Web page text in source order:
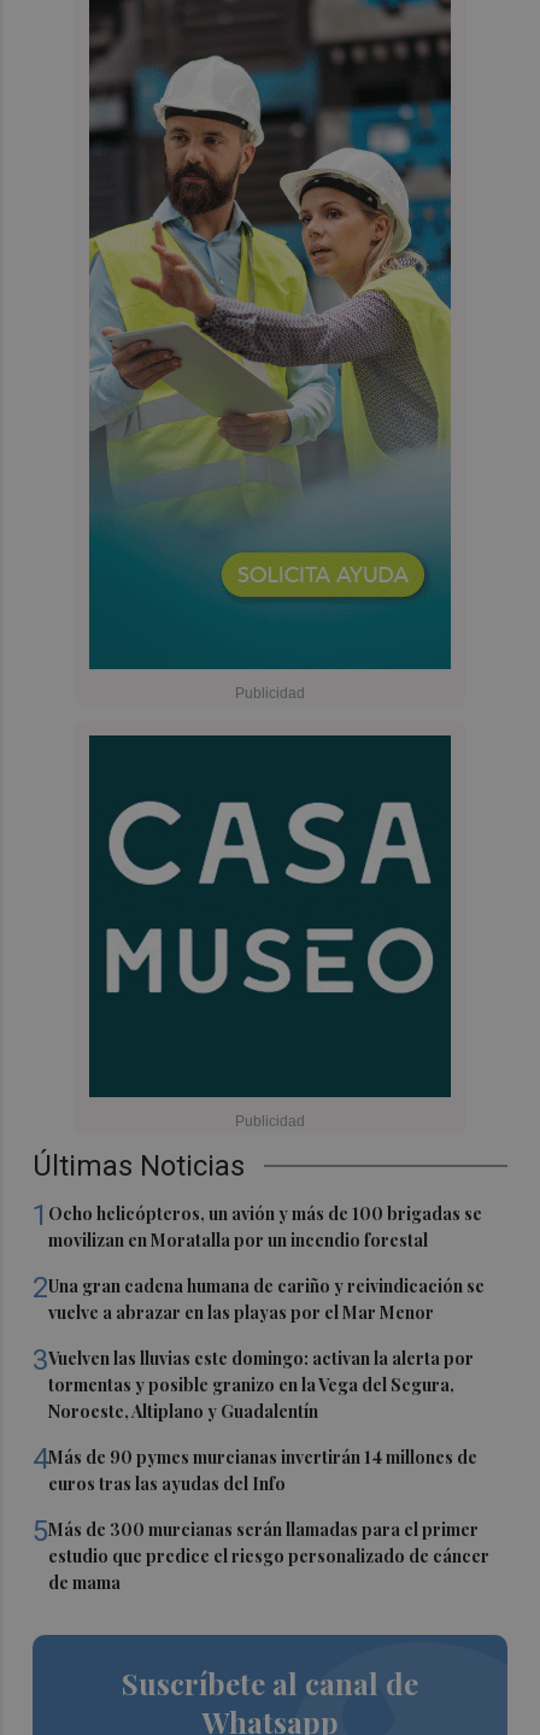
Últimas Noticias
1 Ocho helicópteros, un avión y más de 100 brigadas se
movilizan en Moratalla por un incendio forestal
2Una gran cadena humana de cariño y reivindicación se
vuelve a abrazar en las playas por el Mar Menor
3Vuelven las lluvias este domingo: activan la alerta por
tormentas y posible granizo en la Vega del Segura,
Noroeste, Altiplano y Guadalentín
4Más de 90 pymes murcianas invertirán 14 millones de
euros tras las ayudas del Info
5Más de 300 murcianas serán llamadas para el primer
estudio que predice el riesgo personalizado de cáncer
de mama
Suscríbete al canal de
Whatsapp